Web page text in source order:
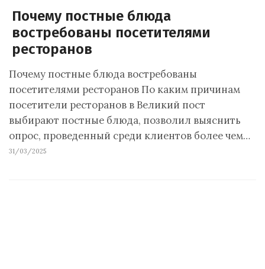
Почему постные блюда
востребованы посетителями
ресторанов
Почему постные блюда востребованы
посетителями ресторанов По каким причинам
посетители ресторанов в Великий пост
выбирают постные блюда, позволил выяснить
опрос, проведенный среди клиентов более чем…
31/03/2025